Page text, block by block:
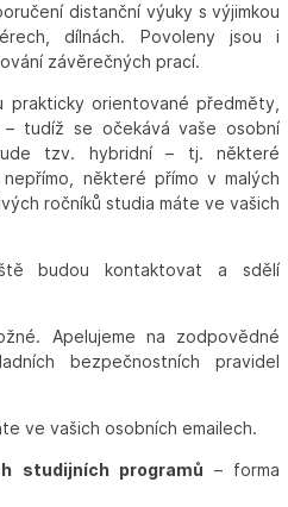
distanční výuky s výjimkou
dílnách. Povoleny jsou i
závěrečných prací.
prakticky orientované předměty,
tudíž se očekává vaše osobní
tzv. hybridní – tj. některé
některé přímo v malých
ročníků studia máte ve vašich
budou kontaktovat a sdělí
Apelujeme na zodpovědné
bezpečnostních pravidel
ve vašich osobních emailech.
studijních programů – forma